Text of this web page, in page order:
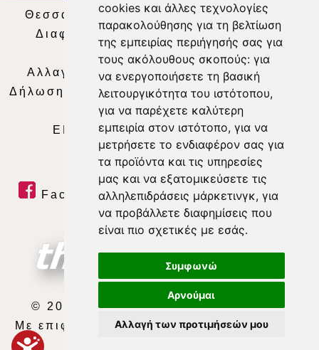
cookies και άλλες τεχνολογίες
παρακολούθησης για τη βελτίωση
της εμπειρίας περιήγησής σας για
τους ακόλουθους σκοπούς: για
να ενεργοποιήσετε τη βασική
λειτουργικότητα του ιστότοπου,
για να παρέχετε καλύτερη
εμπειρία στον ιστότοπο, για να
μετρήσετε το ενδιαφέρον σας για
τα προϊόντα και τις υπηρεσίες
μας και να εξατομικεύσετε τις
αλληλεπιδράσεις μάρκετινγκ, για
να προβάλλετε διαφημίσεις που
είναι πιο σχετικές με εσάς.
Συμφωνώ
Αρνούμαι
Αλλαγή των προτιμήσεών μου
Θεσσαλία Τηλεόραση|SNG Services
Διαφήμιση | Όροι Χρήσης |Δήλωση
Απορρήτου |
Περιεχόμενο
Αλλαγή Προτιμήσεων για τα Cookies
Δήλωση συμμόρφωσης με τη σύσταση (ΕΕ)
2018/334|Ταυτότητα
ΕΝΗΜΕΡΩΣΗ |WEB TV| LIVE
Facebook| Twitter | Youtube
RSS Feed
© 2026 ΘΕΣΣΑΛΙΑ ΤΗΛΕΟΡΑΣΗ Α.Ε.
Με επιφύλαξη κάθε νόμιμου δικαιώματος.